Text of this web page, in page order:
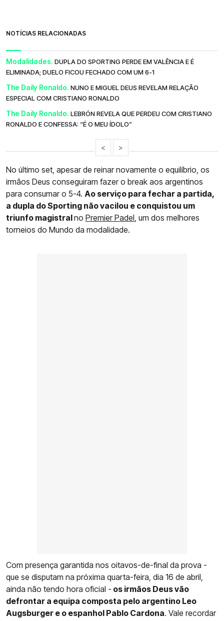
NOTÍCIAS RELACIONADAS
Modalidades. DUPLA DO SPORTING PERDE EM VALÊNCIA E É
ELIMINADA; DUELO FICOU FECHADO COM UM 6-1
The Daily Ronaldo. NUNO E MIGUEL DEUS REVELAM RELAÇÃO
ESPECIAL COM CRISTIANO RONALDO
The Daily Ronaldo. LEBRÓN REVELA QUE PERDEU COM CRISTIANO
RONALDO E CONFESSA: “É O MEU ÍDOLO”
< >
No último set, apesar de reinar novamente o equilíbrio, os
irmãos Deus conseguiram fazer o break aos argentinos
para consumar o 5-4. Ao serviço para fechar a partida,
a dupla do Sporting não vacilou e conquistou um
triunfo magistralno Premier Padel, um dos melhores
torneios do Mundo da modalidade.
Com presença garantida nos oitavos-de-final da prova -
que se disputam na próxima quarta-feira, dia 16 de abril,
ainda não tendo hora oficial - os irmãos Deus vão
defrontar a equipa composta pelo argentino Leo
Augsburger e o espanhol Pablo Cardona. Vale recordar